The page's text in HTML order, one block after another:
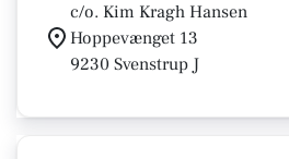
c/o. Kim Kragh Hansen
Hoppevænget 13
9230 Svenstrup J